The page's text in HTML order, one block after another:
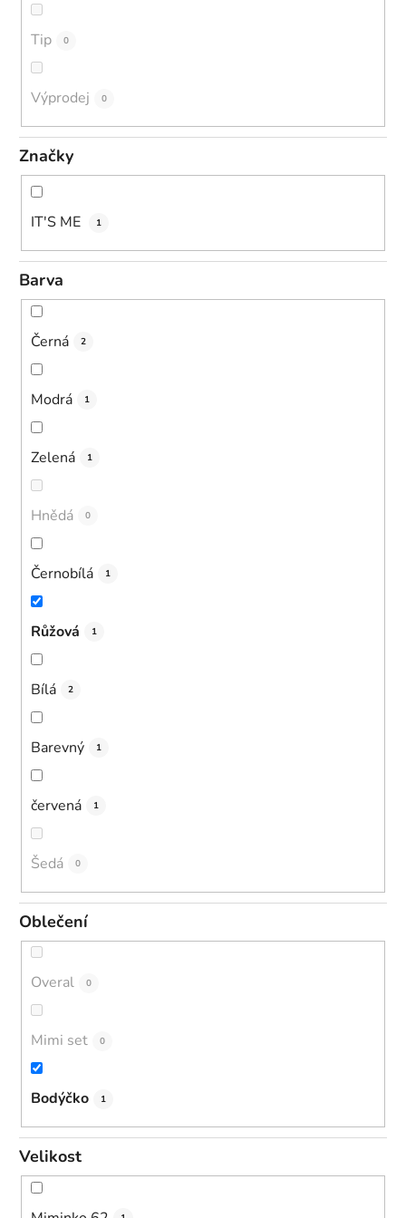
Tip 0
Výprodej 0
Značky
IT'S ME 1
Barva
Černá 2
Modrá 1
Zelená 1
Hnědá 0
Černobílá 1
Růžová 1
Bílá 2
Barevný 1
červená 1
Šedá 0
Oblečení
Overal 0
Mimi set 0
Bodýčko 1
Velikost